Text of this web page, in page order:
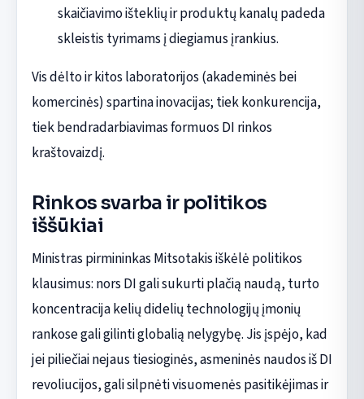
skaičiavimo išteklių ir produktų kanalų padeda
skleistis tyrimams į diegiamus įrankius.
Vis dėlto ir kitos laboratorijos (akademinės bei
komercinės) spartina inovacijas; tiek konkurencija,
tiek bendradarbiavimas formuos DI rinkos
kraštovaizdį.
Rinkos svarba ir politikos
iššūkiai
Ministras pirmininkas Mitsotakis iškėlė politikos
klausimus: nors DI gali sukurti plačią naudą, turto
koncentracija kelių didelių technologijų įmonių
rankose gali gilinti globalią nelygybę. Jis įspėjo, kad
jei piliečiai nejaus tiesioginės, asmeninės naudos iš DI
revoliucijos, gali silpnėti visuomenės pasitikėjimas ir